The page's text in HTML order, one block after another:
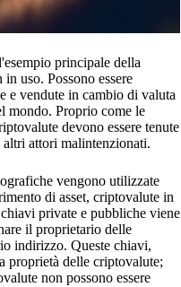
principale della
uso. Possono essere
e vendute in cambio di valuta
mondo. Proprio come le
devono essere tenute
attori malintenzionati.
vengono utilizzate
di asset, criptovalute in
private e pubbliche viene
il proprietario delle
indirizzo. Queste chiavi,
proprietà delle criptovalute;
non possono essere